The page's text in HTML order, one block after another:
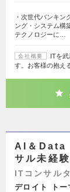
・次世代バンキン
ング・システム構
テクノロジーに…
会社概要
ITを
す。お客様の抱え
AI＆Data
サル未経
ITコンサル
デロイト トー